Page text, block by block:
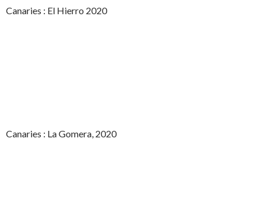
Canaries : El Hierro 2020
Canaries : La Gomera, 2020